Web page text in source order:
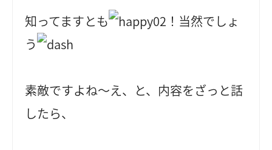
知ってますとも
！当然でしょ
う
素敵ですよね～え、と、内容をざっと話
したら、